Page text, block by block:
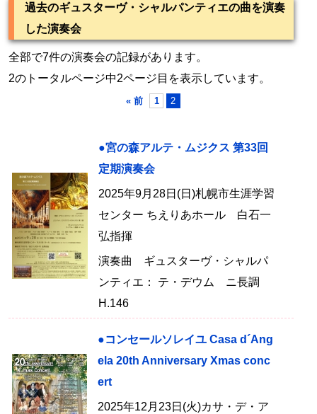
過去のギュスターヴ・シャルパンティエの曲を演奏
した演奏会
全部で7件の演奏会の記録があります。
2のトータルページ中2ページ目を表示しています。
« 前 1 2
●宮の森アルテ・ムジクス 第33回
定期演奏会
2025年9月28日(日)札幌市生涯学習
センター ちえりあホール 白石一
弘指揮
演奏曲 ギュスターヴ・シャルパ
ンティエ： テ・デウム ニ長調
H.146
●コンセールソレイユ Casa d´Ang
ela 20th Anniversary Xmas conc
ert
2025年12月23日(火)カサ・デ・ア